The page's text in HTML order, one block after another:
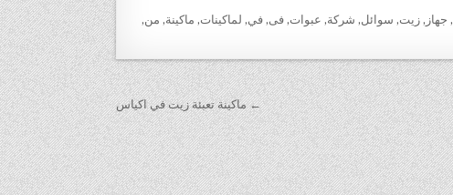
, جهاز , زيت, سوائل, شركة, عبوات, فى, في, لماكينات, ماكينة, من,
← ماكينة تعبئة زيت في اكياس